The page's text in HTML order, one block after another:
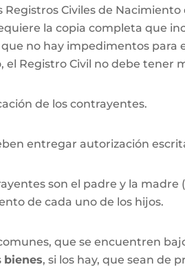
Registros Civiles de
la copia completa que
no hay impedimentos para
Registro Civil no debe tener
de los contrayentes.
entregar autorización
son el padre y la
de cada uno de los hijos.
que se encuentren
bienes, si los hay, que sean de